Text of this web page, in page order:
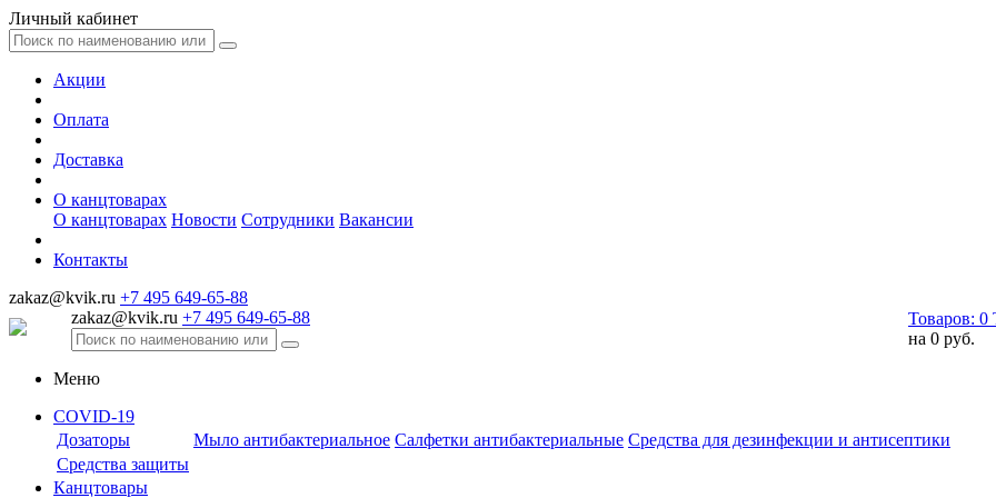
Личный кабинет
Акции
Оплата
Доставка
О канцтоварах
О канцтоварах Новости Сотрудники Вакансии
Контакты
zakaz@kvik.ru +7 495 649-65-88
zakaz@kvik.ru +7 495 649-65-88 Товаров: 0
на 0 руб.
Меню
COVID-19
Дозаторы
Мыло антибактериальное Салфетки антибактериальные Средства для дезинфекции и антисептики
Средства защиты
Канцтовары